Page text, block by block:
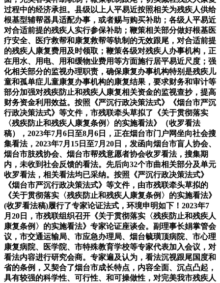
过程中的经济承担。县级以上人平易近按照相关为残疾人供给
根基型辅帮器具适配办事，或者赐与购买补助；各级人平易近
对合适前提的残疾人实行参保补助；鞭策相关部分做好根基医
疗安全、医疗救帮和康复救帮等轨制的无效跟尾，对合适前提
的残疾人康复费用及时领取；鞭策各级对残疾人办事机构，正
在用水、用电、用和缓物业费用等方面施行居平易近尺度；强
化相关部分的监视办理职责，确保康复办事机构特别是残疾儿
童和孤单症儿童康复办事机构的康复结果，要求财务和审计等
部分加强对残疾防止和残疾人康复相关资金的监视查抄，提高
财务资金利用效益。按照《严沉行政决策法式》《烟台市严沉
行政决策法式》等文件，市残联牵头草拟了《关于贯彻落实
〈残疾防止和残疾人康复条例〉的实施看法》（收罗看法
稿），2023年7月6日至8月6日，正在烟台市门户网坐向社会搜
集看法，2023年7月15日至7月20日，发函向烟台市盲人协会、
烟台市肢残协会、烟台市帮残意愿者协会收罗看法，搜集期
内，未收到社会反馈的看法。先后向32个市曲相关部分及单元
收罗看法，相关看法均已采纳。按照《严沉行政决策法式》
《烟台市严沉行政决策法式》等文件，由市残联牵头草拟的
《关于贯彻落实〈残疾防止和残疾人康复条例〉的实施看法》
(收罗看法稿)履行了专家论证法式，环境申明如下！2023年7
月20日，市残联组织召开《关于贯彻落实〈残疾防止和残疾人
康复条例〉的实施看法》专家论证座谈会。副理事长娟掌管会
议，市交通运输局、市应急办理局、烟台毓璜顶病院、市心理
康复病院、医学院、市特殊教育学校等专家代表加入会议，对
看法内容进行研究会商。专家遍及认为，看法沉视跟尾国度和
省的条例，又契合了烟台市成长特点，内容全面、沉点凸起，
具有较强的科学性、可行性、和可操做性，对完美我市残疾人